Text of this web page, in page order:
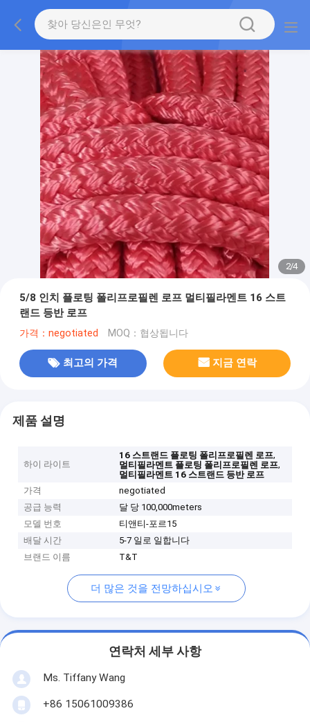
2/4
5/8 인치 플로팅 폴리프로필렌 로프 멀티필라멘트 16 스트
랜드 등반 로프
가격：negotiated MOQ：협상됩니다
최고의 가격 지금 연락
제품 설명
하이 라이트
16 스트랜드 플로팅 폴리프로필렌 로프,
멀티필라멘트 플로팅 폴리프로필렌 로프,
멀티필라멘트 16 스트랜드 등반 로프
가격
negotiated
공급 능력
달 당 100,000meters
모델 번호
티앤티-포르15
배달 시간
5-7 일로 일합니다
브랜드 이름
T&T
더 많은 것을 전망하십시오
연락처 세부 사항
Ms. Tiffany Wang
+86 15061009386